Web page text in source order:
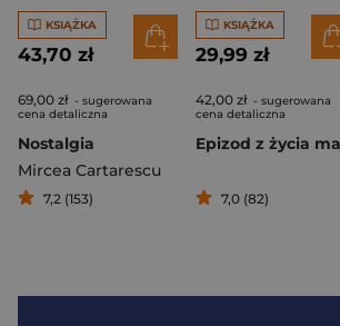
KSIĄŻKA
43,70 zł
69,00 zł - sugerowana
cena detaliczna
Nostalgia
Mircea Cartarescu
7,2 (153)
KSIĄŻKA
29,99 zł
42,00 zł - sugerowana
cena detaliczna
7,0 (82)